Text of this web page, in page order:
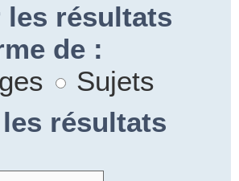
résultats
de :
Sujets
résultats